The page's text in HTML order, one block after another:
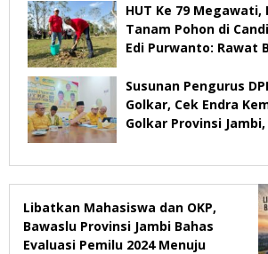
HUT Ke 79 Megawati,
Tanam Pohon di
Edi Purwanto: Rawat
Susunan Pengurus
Golkar, Cek Endra
Golkar Provinsi
Libatkan Mahasiswa dan OKP,
Bawaslu Provinsi Jambi Bahas
Evaluasi Pemilu 2024 Menuju